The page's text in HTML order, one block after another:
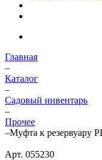
Главная
–
Каталог
–
Садовый инвентарь
–
Прочее
–Муфта к резервуару
Арт. 055230